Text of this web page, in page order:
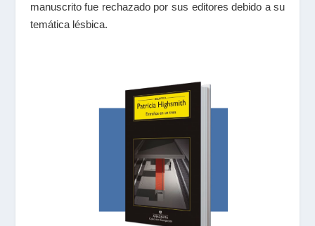
manuscrito fue rechazado por sus editores debido a su
temática lésbica.